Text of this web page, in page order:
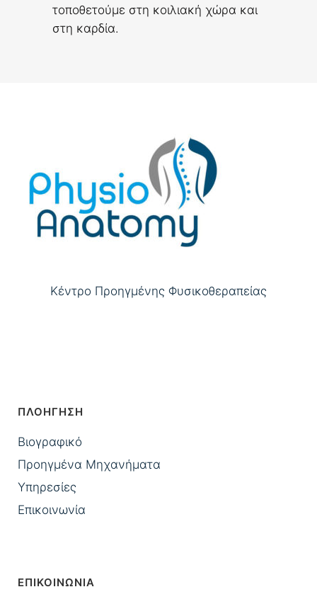
τοποθετούμε στη κοιλιακή χώρα και
στη καρδία.
Κέντρο Προηγμένης Φυσικοθεραπείας
ΠΛΟΗΓΗΣΗ
Βιογραφικό
Προηγμένα Μηχανήματα
Υπηρεσίες
Επικοινωνία
ΕΠΙΚΟΙΝΩΝΙΑ